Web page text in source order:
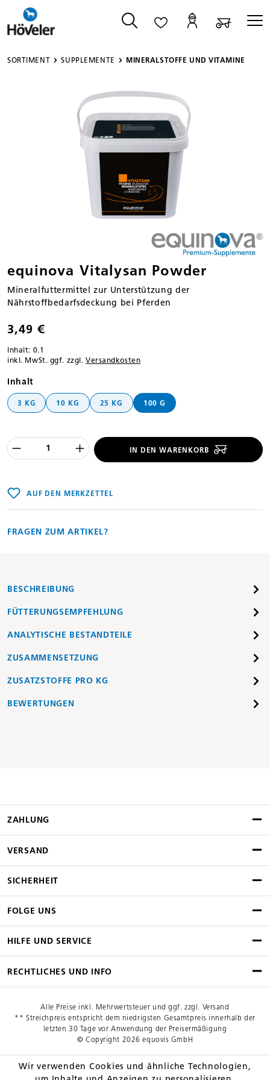
springen
SORTIMENT SUPPLEMENTE MINERALSTOFFE UND VITAMINE
Bildergalerie überspringen
equinova Vitalysan Powder
Mineralfuttermittel zur Unterstützung der
Nährstoffbedarfsdeckung bei Pferden
3,49 €
Inhalt: 0.1
inkl. MwSt. ggf. zzgl. Versandkosten
Inhaltauswählen
3 KG 10 KG 25 KG 100 G
Produkt Anzahl des Produktes
IN DEN WARENKORB
AUF DEN MERKZETTEL
FRAGEN ZUM ARTIKEL?
BESCHREIBUNG
FÜTTERUNGSEMPFEHLUNG
ANALYTISCHE BESTANDTEILE
ZUSAMMENSETZUNG
ZUSATZSTOFFE PRO KG
BEWERTUNGEN
ZAHLUNG
VERSAND
SICHERHEIT
FOLGE UNS
HILFE UND SERVICE
RECHTLICHES UND INFO
Alle Preise inkl. Mehrwertsteuer und ggf. zzgl. Versand
** Streichpreis entspricht dem niedrigsten Gesamtpreis innerhalb der
letzten 30 Tage vor Anwendung der Preisermäßigung
© Copyright 2026 equovis GmbH
Wir verwenden Cookies und ähnliche Technologien,